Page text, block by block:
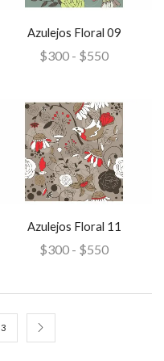
Azulejos Floral 09
$300 - $550
Azulejos Floral 11
$300 - $550
3